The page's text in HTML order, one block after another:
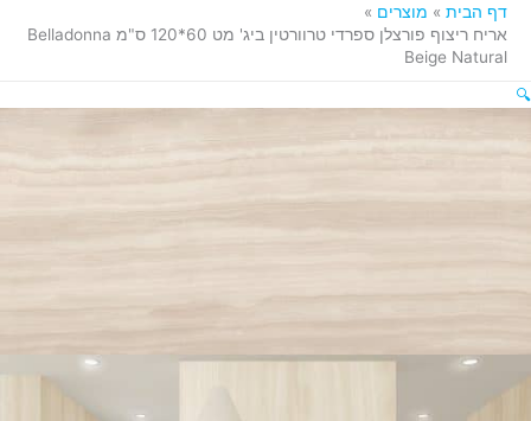
דף הבית
מוצרים
אריח ריצוף פורצלן ספרדי טרוורטין ביג' מט 60*120 ס"מ Belladonna
Beige Natural
🔍